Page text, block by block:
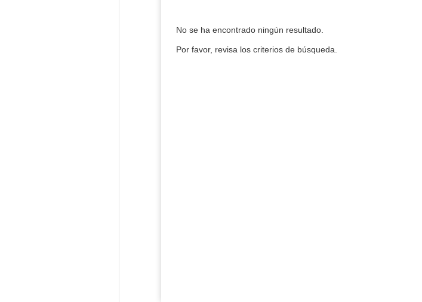
No se ha encontrado ningún resultado.
Por favor, revisa los criterios de búsqueda.